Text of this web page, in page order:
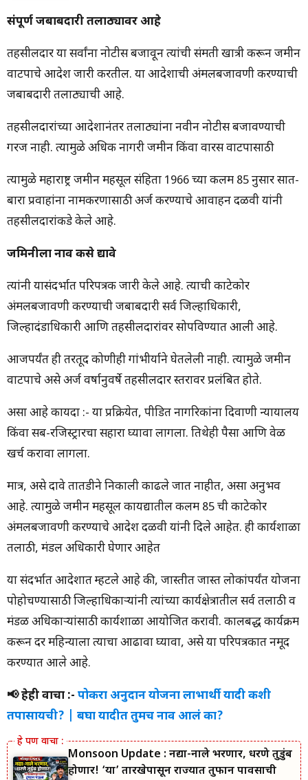
संपूर्ण जबाबदारी तलाठ्यावर आहे
तहसीलदार या सर्वांना नोटीस बजावून त्यांची संमती खात्री करून जमीन
वाटपाचे आदेश जारी करतील. या आदेशाची अंमलबजावणी करण्याची
जबाबदारी तलाठ्याची आहे.
तहसीलदारांच्या आदेशानंतर तलाठ्यांना नवीन नोटीस बजावण्याची
गरज नाही. त्यामुळे अधिक नागरी जमीन किंवा वारस वाटपासाठी
त्यामुळे महाराष्ट्र जमीन महसूल संहिता 1966 च्या कलम 85 नुसार सात-
बारा प्रवाहांना नामकरणासाठी अर्ज करण्याचे आवाहन दळवी यांनी
तहसीलदारांकडे केले आहे.
जमिनीला नाव कसे द्यावे
त्यांनी यासंदर्भात परिपत्रक जारी केले आहे. त्याची काटेकोर
अंमलबजावणी करण्याची जबाबदारी सर्व जिल्हाधिकारी,
जिल्हादंडाधिकारी आणि तहसीलदारांवर सोपविण्यात आली आहे.
आजपर्यंत ही तरतूद कोणीही गांभीर्याने घेतलेली नाही. त्यामुळे जमीन
वाटपाचे असे अर्ज वर्षानुवर्षे तहसीलदार स्तरावर प्रलंबित होते.
असा आहे कायदा :- या प्रक्रियेत, पीडित नागरिकांना दिवाणी न्यायालय
किंवा सब-रजिस्ट्रारचा सहारा घ्यावा लागला. तिथेही पैसा आणि वेळ
खर्च करावा लागला.
मात्र, असे दावे तातडीने निकाली काढले जात नाहीत, असा अनुभव
आहे. त्यामुळे जमीन महसूल कायद्यातील कलम 85 ची काटेकोर
अंमलबजावणी करण्याचे आदेश दळवी यांनी दिले आहेत. ही कार्यशाळा
तलाठी, मंडल अधिकारी घेणार आहेत
या संदर्भात आदेशात म्हटले आहे की, जास्तीत जास्त लोकांपर्यंत योजना
पोहोचण्यासाठी जिल्हाधिकाऱ्यांनी त्यांच्या कार्यक्षेत्रातील सर्व तलाठी व
मंडळ अधिकाऱ्यांसाठी कार्यशाळा आयोजित करावी. कालबद्ध कार्यक्रम
करून दर महिन्याला त्याचा आढावा घ्यावा, असे या परिपत्रकात नमूद
करण्यात आले आहे.
📢 हेही वाचा :- पोकरा अनुदान योजना लाभार्थी यादी कशी
तपासायची? | बघा यादीत तुमच नाव आलं का?
Monsoon Update : नद्या-नाले भरणार, धरणे तुडुंब
होणार! ‘या’ तारखेपासून राज्यात तुफान पावसाची